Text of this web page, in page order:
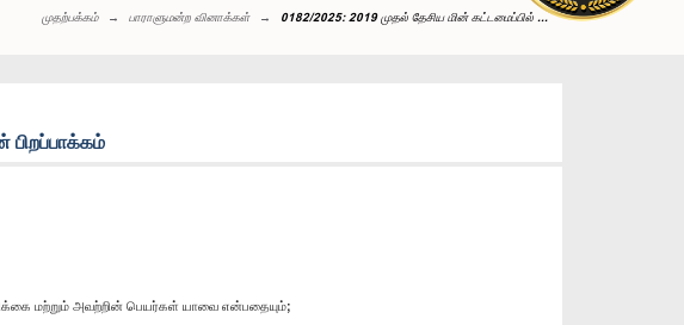
முதற்பக்கம் பாராளுமன்ற வினாக்கள் 0182/2025: 2019 முதல் தேசிய மின் கட்டமைப்பில் ...
பிறப்பாக்கம்
மற்றும் அவற்றின் பெயர்கள் யாவை என்பதையும்;